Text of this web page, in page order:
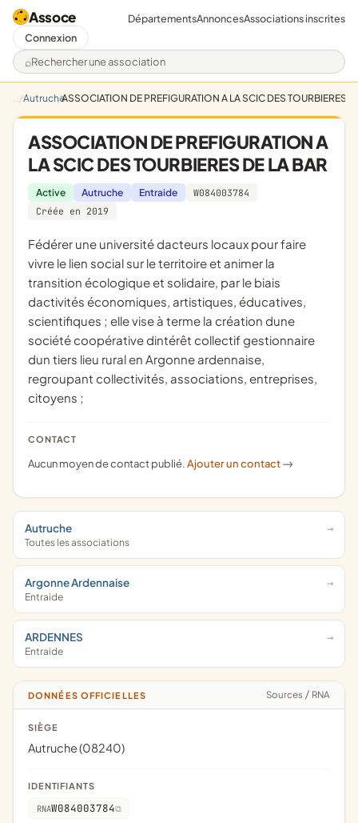
Assoce
Rechercher une association
DépartementsAnnoncesAssociations inscrites
Connexion
AutrucheASSOCIATION DE PREFIGURATION A LA SCIC DES TOURBIERES
ASSOCIATION DE PREFIGURATION A
LA SCIC DES TOURBIERES DE LA BAR
Active Autruche Entraide
W084003784
Créée en 2019
fédérer une université dacteurs locaux pour faire
vivre le lien social sur le territoire et animer la
transition écologique et solidaire, par le biais
dactivités économiques, artistiques, éducatives,
scientifiques ; elle vise à terme la création dune
société coopérative dintérêt collectif gestionnaire
dun tiers lieu rural en Argonne ardennaise,
regroupant collectivités, associations, entreprises,
citoyens ;
CONTACT
Aucun moyen de contact publié.Ajouter un contact ->
Autruche
Toutes les associations
Argonne Ardennaise
Entraide
ARDENNES
Entraide
DONNÉES OFFICIELLES Sources / RNA
SIÈGE
Autruche (08240)
IDENTIFIANTS
RNAW084003784